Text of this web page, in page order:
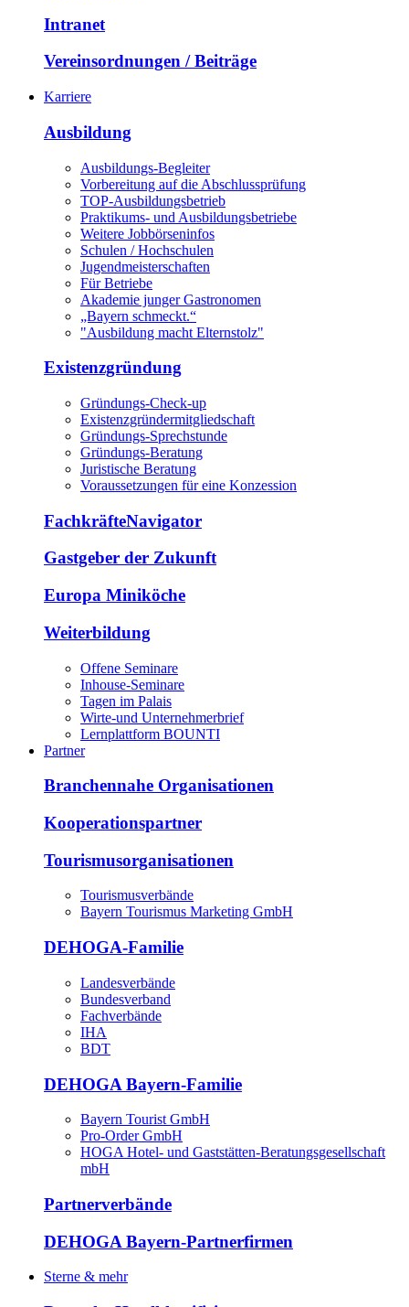
Intranet
Vereinsordnungen / Beiträge
Karriere
Ausbildung
Ausbildungs-Begleiter
Vorbereitung auf die Abschlussprüfung
TOP-Ausbildungsbetrieb
Praktikums- und Ausbildungsbetriebe
Weitere Jobbörseninfos
Schulen / Hochschulen
Jugendmeisterschaften
Für Betriebe
Akademie junger Gastronomen
„Bayern schmeckt.“
"Ausbildung macht Elternstolz"
Existenzgründung
Gründungs-Check-up
Existenzgründermitgliedschaft
Gründungs-Sprechstunde
Gründungs-Beratung
Juristische Beratung
Voraussetzungen für eine Konzession
FachkräfteNavigator
Gastgeber der Zukunft
Europa Miniköche
Weiterbildung
Offene Seminare
Inhouse-Seminare
Tagen im Palais
Wirte-und Unternehmerbrief
Lernplattform BOUNTI
Partner
Branchennahe Organisationen
Kooperationspartner
Tourismusorganisationen
Tourismusverbände
Bayern Tourismus Marketing GmbH
DEHOGA-Familie
Landesverbände
Bundesverband
Fachverbände
IHA
BDT
DEHOGA Bayern-Familie
Bayern Tourist GmbH
Pro-Order GmbH
HOGA Hotel- und Gaststätten-Beratungsgesellschaft
mbH
Partnerverbände
DEHOGA Bayern-Partnerfirmen
Sterne & mehr